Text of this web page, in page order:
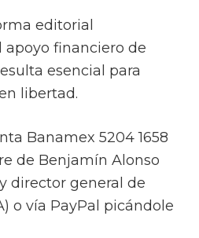
editorial
financiero de
esencial para
libertad.
Banamex 5204 1658
de Benjamín Alonso
director general de
o vía PayPal picándole